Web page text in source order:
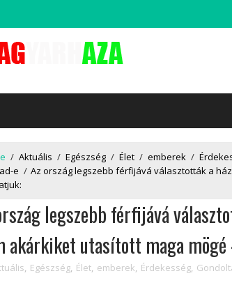
/ Aktuális / Egészség / Élet / emberek /
e / Az ország legszebb férfijává választották a
legszebb férfijává
akárkiket utasított maga
, Egészség, Élet, emberek, Érdekesség,